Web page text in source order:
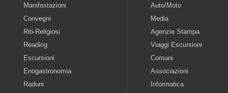
Manifestazioni
Convegni
Riti-Religiosi
Reading
Escursioni
Enogastronomia
Raduni
Auto/Moto
Media
Agenzie Stampa
Viaggi Escursioni
Comuni
Associazioni
Informatica